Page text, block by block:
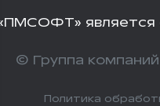
является
© Группа
Политика